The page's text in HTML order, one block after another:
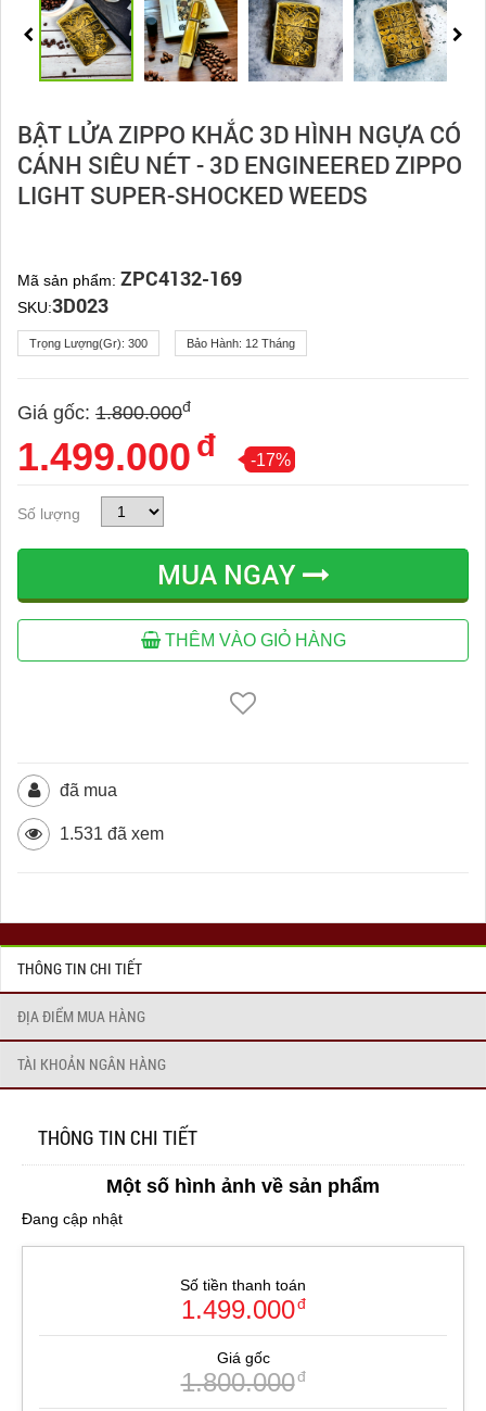
BẬT LỬA ZIPPO KHẮC 3D HÌNH NGỰA CÓ
CÁNH SIÊU NÉT - 3D ENGINEERED ZIPPO
LIGHT SUPER-SHOCKED WEEDS
Mã sản phẩm: ZPC4132-169
SKU:3D023
Trọng Lượng(gr): 300 Bảo Hành: 12 Tháng
Giá gốc: 1.800.000đ
1.499.000 đ -17%
Số lượng
MUA NGAY
THÊM VÀO GIỎ HÀNG
đã mua
1.531 đã xem
THÔNG TIN CHI TIẾT
ĐỊA ĐIỂM MUA HÀNG
TÀI KHOẢN NGÂN HÀNG
THÔNG TIN CHI TIẾT
Một số hình ảnh về sản phẩm
Đang cập nhật
Số tiền thanh toán
1.499.000đ
Giá gốc
1.800.000đ